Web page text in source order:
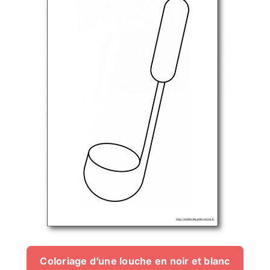
Coloriage d’une louche en noir et blanc